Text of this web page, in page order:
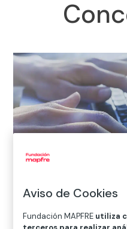
Inicio>Premios y ayudas
Aviso de Cookies
Fundación MAPFRE utiliza